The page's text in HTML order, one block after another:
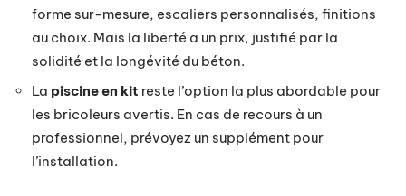
forme sur-mesure, escaliers personnalisés, finitions
au choix. Mais la liberté a un prix, justifié par la
solidité et la longévité du béton.
La piscine en kit reste l’option la plus abordable pour
les bricoleurs avertis. En cas de recours à un
professionnel, prévoyez un supplément pour
l’installation.